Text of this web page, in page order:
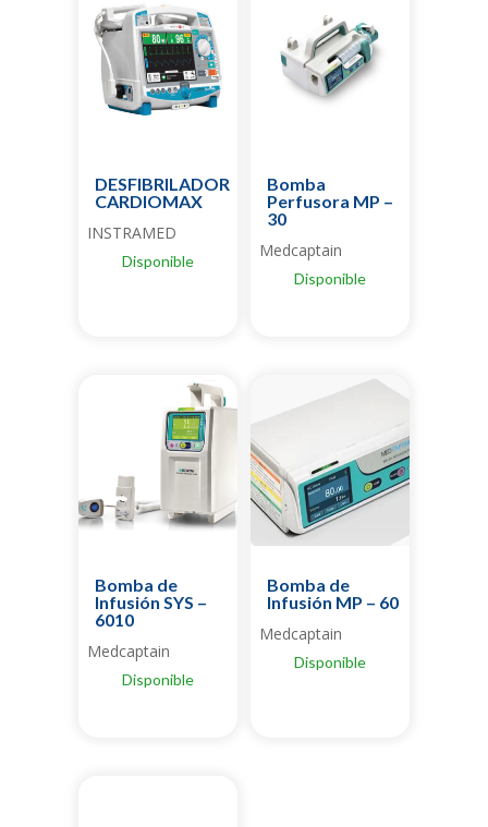
DESFIBRILADOR
CARDIOMAX
INSTRAMED
Disponible
Bomba
Perfusora MP –
30
Medcaptain
Disponible
Bomba de
Infusión SYS –
6010
Medcaptain
Disponible
Bomba de
Infusión MP – 60
Medcaptain
Disponible